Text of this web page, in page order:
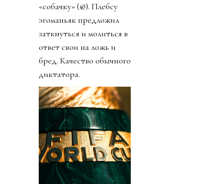
«собачку» (@). Плебсу
эгоманьяк предложил
заткнуться и молиться в
ответ свои на ложь и
бред. Качество обычного
диктатора.